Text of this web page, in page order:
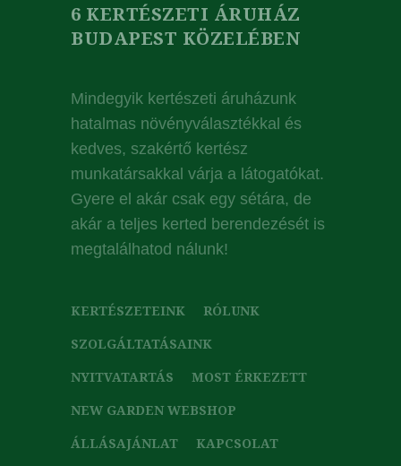
6 KERTÉSZETI ÁRUHÁZ
BUDAPEST KÖZELÉBEN
Mindegyik kertészeti áruházunk
hatalmas növényválasztékkal és
kedves, szakértő kertész
munkatársakkal várja a látogatókat.
Gyere el akár csak egy sétára, de
akár a teljes kerted berendezését is
megtalálhatod nálunk!
KERTÉSZETEINK
RÓLUNK
SZOLGÁLTATÁSAINK
NYITVATARTÁS
MOST ÉRKEZETT
NEW GARDEN WEBSHOP
ÁLLÁSAJÁNLAT
KAPCSOLAT